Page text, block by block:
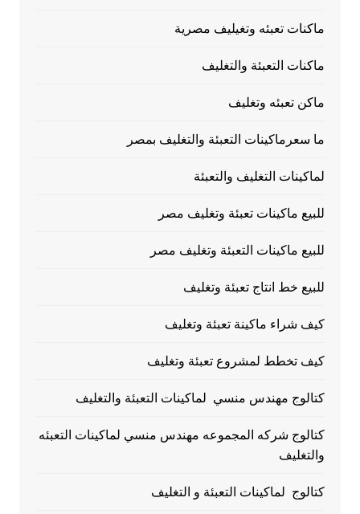
ماكنات تعبئه وتغيليف مصرية
ماكنات التعبئة والتغليف
ماكن تعبئه وتغليف
ما سعرماكينات التعبئة والتغليف بمصر
لماكينات التغليف والتعبئة
للبيع ماكينات تعبئة وتغليف مصر
للبيع ماكينات التعبئة وتغليف مصر
للبيع خط انتاج تعبئة وتغليف
كيف شراء ماكينة تعبئة وتغليف
كيف تخطط لمشروع تعبئة وتغليف
كتالوج مهندس منسي لماكينات التعبئة والتغليف
كتالوج شركه المجموعه مهندس منسي لماكينات التعبئه
والتغليف
كتالوج لماكينات التعبئة و التغليف